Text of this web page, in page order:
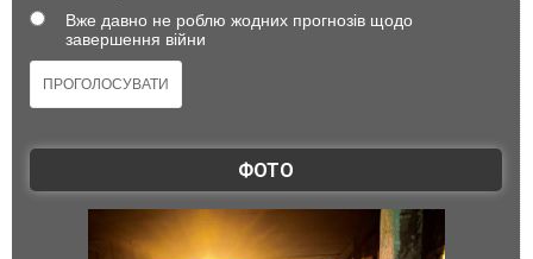
Вже давно не роблю жодних прогнозів щодо
завершення війни
ФОТО